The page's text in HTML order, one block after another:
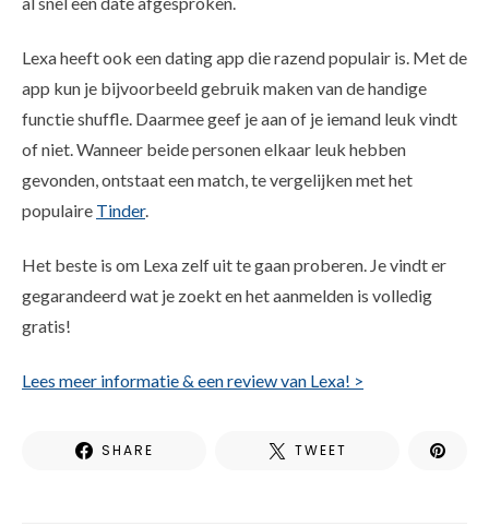
Lexa heeft ook een dating app die razend populair is. Met de
app kun je bijvoorbeeld gebruik maken van de handige
functie shuffle. Daarmee geef je aan of je iemand leuk vindt
of niet. Wanneer beide personen elkaar leuk hebben
gevonden, ontstaat een match, te vergelijken met het
populaire Tinder.
Het beste is om Lexa zelf uit te gaan proberen. Je vindt er
gegarandeerd wat je zoekt en het aanmelden is volledig
gratis!
Lees meer informatie & een review van Lexa! >
SHARE TWEET